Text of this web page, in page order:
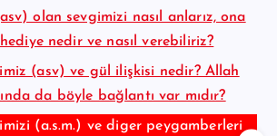
olan sevgimizi nasıl anlarız, ona
nedir ve nasıl verebiliriz?
(asv) ve gül ilişkisi nedir? Allah
da böyle bağlantı var mıdır?
(a.s.m.) ve diger peygamberleri